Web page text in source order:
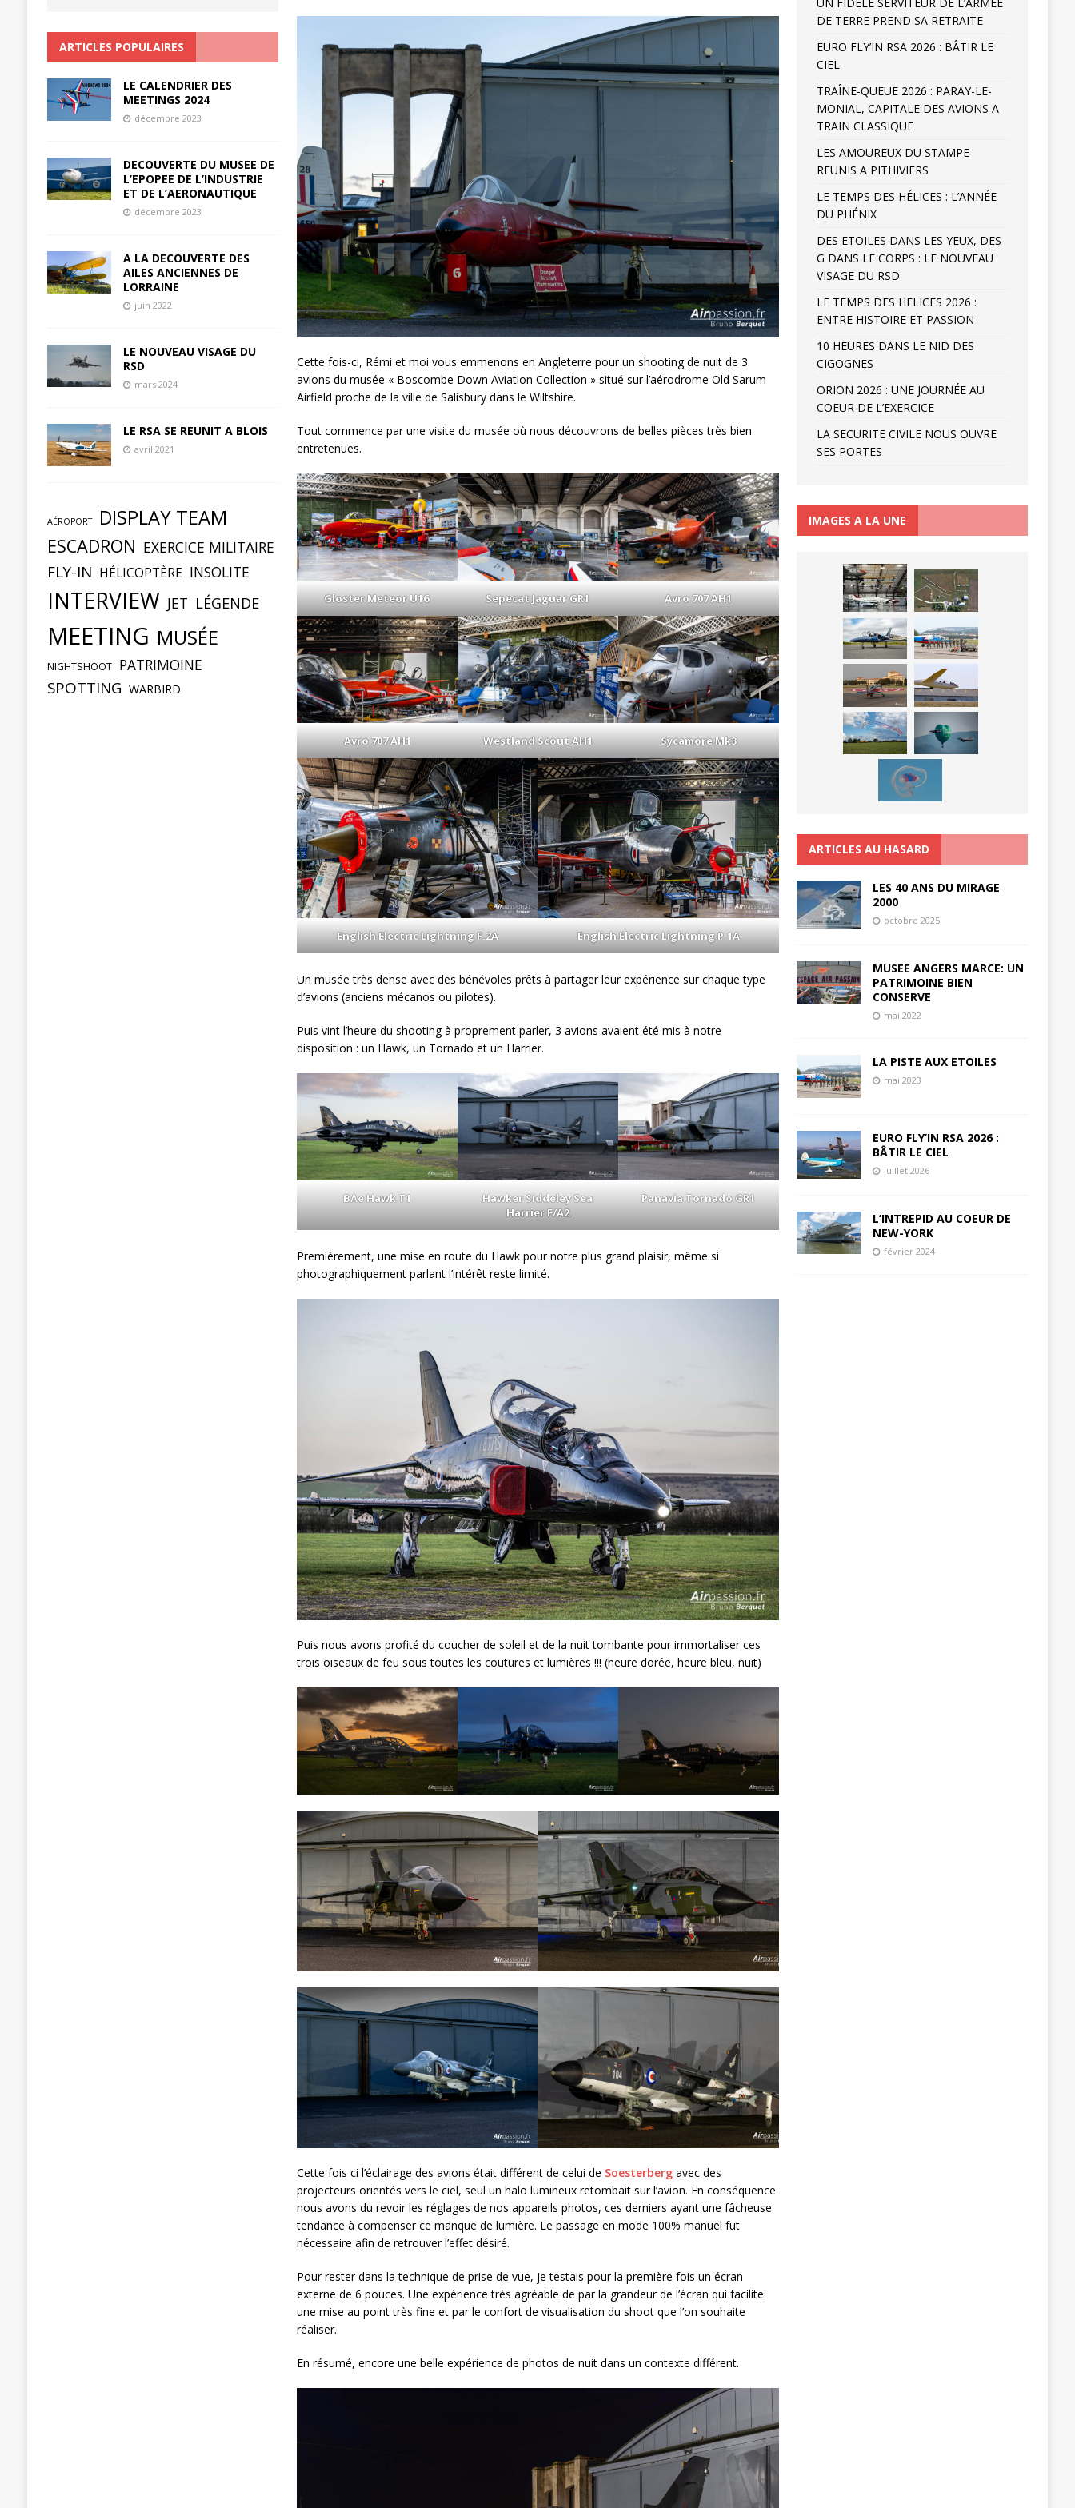
Cette fois-ci, Rémi et moi vous emmenons en Angleterre pour un shooting de nuit de 3
avions du musée « Boscombe Down Aviation Collection » situé sur l’aérodrome Old Sarum
Airfield proche de la ville de Salisbury dans le Wiltshire.
Tout commence par une visite du musée où nous découvrons de belles pièces très bien
entretenues.
Gloster Meteor U16 Sepecat Jaguar GR1 Avro 707 AH1
Avro 707 AH1 Westland Scout AH1 Sycamore Mk3
English Electric Lightning F.2A English Electric Lightning P.1A
Un musée très dense avec des bénévoles prêts à partager leur expérience sur chaque type
d’avions (anciens mécanos ou pilotes).
Puis vint l’heure du shooting à proprement parler, 3 avions avaient été mis à notre
disposition : un Hawk, un Tornado et un Harrier.
BAe Hawk T1
Hawker Siddeley Sea
Harrier F/A2
Panavia Tornado GR1
Premièrement, une mise en route du Hawk pour notre plus grand plaisir, même si
photographiquement parlant l’intérêt reste limité.
Puis nous avons profité du coucher de soleil et de la nuit tombante pour immortaliser ces
trois oiseaux de feu sous toutes les coutures et lumières !!! (heure dorée, heure bleu, nuit)
Cette fois ci l’éclairage des avions était différent de celui de Soesterberg avec des
projecteurs orientés vers le ciel, seul un halo lumineux retombait sur l’avion. En conséquence
nous avons du revoir les réglages de nos appareils photos, ces derniers ayant une fâcheuse
tendance à compenser ce manque de lumière. Le passage en mode 100% manuel fut
nécessaire afin de retrouver l’effet désiré.
Pour rester dans la technique de prise de vue, je testais pour la première fois un écran
externe de 6 pouces. Une expérience très agréable de par la grandeur de l’écran qui facilite
une mise au point très fine et par le confort de visualisation du shoot que l’on souhaite
réaliser.
En résumé, encore une belle expérience de photos de nuit dans un contexte différent.
ARTICLES POPULAIRES
LE CALENDRIER DES
MEETINGS 2024
décembre 2023
DECOUVERTE DU MUSEE DE
L’EPOPEE DE L’INDUSTRIE
ET DE L’AERONAUTIQUE
décembre 2023
A LA DECOUVERTE DES
AILES ANCIENNES DE
LORRAINE
juin 2022
LE NOUVEAU VISAGE DU
RSD
mars 2024
LE RSA SE REUNIT A BLOIS
avril 2021
AÉROPORT DISPLAY TEAM
ESCADRON EXERCICE MILITAIRE
FLY-IN HÉLICOPTÈRE INSOLITE
INTERVIEW JET LÉGENDE
MEETING MUSÉE
NIGHTSHOOT PATRIMOINE
SPOTTING WARBIRD
DE TERRE PREND SA RETRAITE
EURO FLY’IN RSA 2026 : BÂTIR LE
CIEL
TRAÎNE-QUEUE 2026 : PARAY-LE-
MONIAL, CAPITALE DES AVIONS A
TRAIN CLASSIQUE
LES AMOUREUX DU STAMPE
REUNIS A PITHIVIERS
LE TEMPS DES HÉLICES : L’ANNÉE
DU PHÉNIX
DES ETOILES DANS LES YEUX, DES
G DANS LE CORPS : LE NOUVEAU
VISAGE DU RSD
LE TEMPS DES HELICES 2026 :
ENTRE HISTOIRE ET PASSION
10 HEURES DANS LE NID DES
CIGOGNES
ORION 2026 : UNE JOURNÉE AU
COEUR DE L’EXERCICE
LA SECURITE CIVILE NOUS OUVRE
SES PORTES
IMAGES A LA UNE
ARTICLES AU HASARD
LES 40 ANS DU MIRAGE
2000
octobre 2025
MUSEE ANGERS MARCE: UN
PATRIMOINE BIEN
CONSERVE
mai 2022
LA PISTE AUX ETOILES
mai 2023
EURO FLY’IN RSA 2026 :
BÂTIR LE CIEL
juillet 2026
L’INTREPID AU COEUR DE
NEW-YORK
février 2024